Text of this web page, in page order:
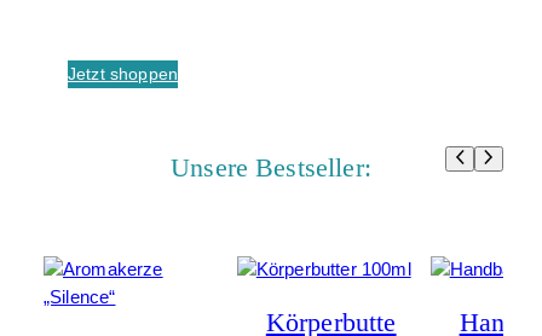
Jetzt shoppen
Unsere Bestseller:
Körperbutte